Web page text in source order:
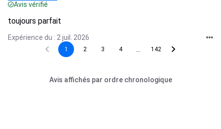
Avis vérifié
toujours parfait
Expérience du : 2 juil. 2026
1 2 3 4 142
Avis affichés par ordre chronologique